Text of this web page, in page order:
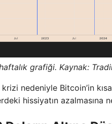
grafiği. Kaynak:
nedeniyle Bitcoin’in
hissiyatın azalmasına